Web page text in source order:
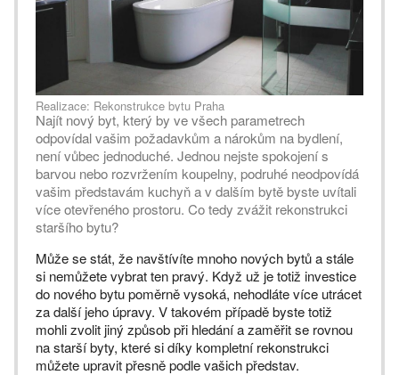
Realizace: Rekonstrukce bytu Praha
Najít nový byt, který by ve všech parametrech
odpovídal vašim požadavkům a nárokům na bydlení,
není vůbec jednoduché. Jednou nejste spokojení s
barvou nebo rozvržením koupelny, podruhé neodpovídá
vašim představám kuchyň a v dalším bytě byste uvítali
více otevřeného prostoru. Co tedy zvážit rekonstrukci
staršího bytu?
Může se stát, že navštívíte mnoho nových bytů a stále
si nemůžete vybrat ten pravý. Když už je totiž investice
do nového bytu poměrně vysoká, nehodláte více utrácet
za další jeho úpravy. V takovém případě byste totiž
mohli zvolit jiný způsob při hledání a zaměřit se rovnou
na starší byty, které si díky kompletní rekonstrukci
můžete upravit přesně podle vašich představ.